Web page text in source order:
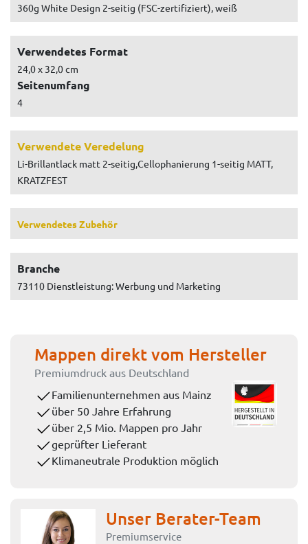
360g White Design 2-seitig (FSC-zertifiziert), weiß
Verwendetes Format
24,0 x 32,0 cm
Seitenumfang
4
Verwendete Veredelung
Li-Brillantlack matt 2-seitig,Cellophanierung 1-seitig MATT,
KRATZFEST
Verwendetes Zubehör
Branche
73110 Dienstleistung: Werbung und Marketing
Mappen direkt vom Hersteller
Premiumdruck aus Deutschland
Familienunternehmen aus Mainz
über 50 Jahre Erfahrung
über 2,5 Mio. Mappen pro Jahr
geprüfter Lieferant
Klimaneutrale Produktion möglich
Unser Berater-Team
Premiumservice